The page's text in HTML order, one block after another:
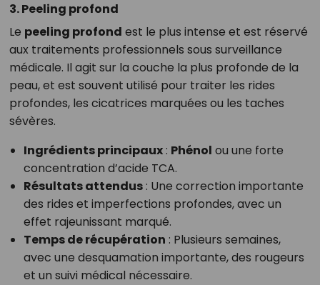
3. Peeling profond
Le peeling profond est le plus intense et est réservé
aux traitements professionnels sous surveillance
médicale. Il agit sur la couche la plus profonde de la
peau, et est souvent utilisé pour traiter les rides
profondes, les cicatrices marquées ou les taches
sévères.
Ingrédients principaux: Phénol ou une forte
concentration d’acide TCA.
Résultats attendus: Une correction importante
des rides et imperfections profondes, avec un
effet rajeunissant marqué.
Temps de récupération : Plusieurs semaines,
avec une desquamation importante, des rougeurs
et un suivi médical nécessaire.